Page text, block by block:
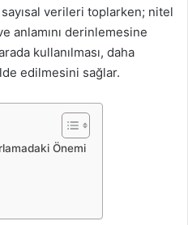
verileri toplarken; nitel
anlamını derinlemesine
kullanılması, daha
edilmesini sağlar.
Önemi